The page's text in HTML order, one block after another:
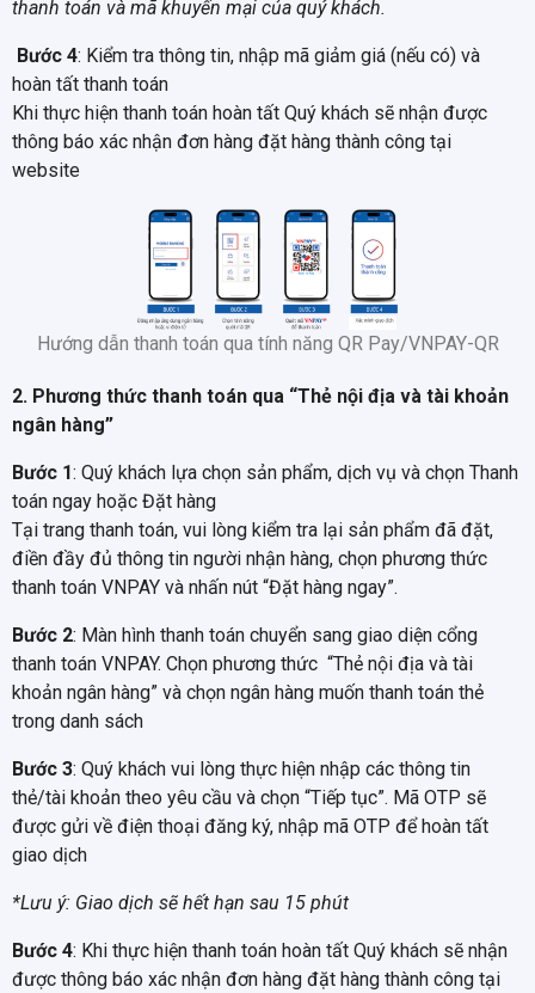
thanh toán và mã khuyến mại của quý khách.
Bước 4: Kiểm tra thông tin, nhập mã giảm giá (nếu có) và
hoàn tất thanh toán
Khi thực hiện thanh toán hoàn tất Quý khách sẽ nhận được
thông báo xác nhận đơn hàng đặt hàng thành công tại
website
Hướng dẫn thanh toán qua tính năng QR Pay/VNPAY-QR
2. Phương thức thanh toán qua “Thẻ nội địa và tài khoản
ngân hàng”
Bước 1: Quý khách lựa chọn sản phẩm, dịch vụ và chọn Thanh
toán ngay hoặc Đặt hàng
Tại trang thanh toán, vui lòng kiểm tra lại sản phẩm đã đặt,
điền đầy đủ thông tin người nhận hàng, chọn phương thức
thanh toán VNPAY và nhấn nút “Đặt hàng ngay”.
Bước 2: Màn hình thanh toán chuyển sang giao diện cổng
thanh toán VNPAY. Chọn phương thức “Thẻ nội địa và tài
khoản ngân hàng” và chọn ngân hàng muốn thanh toán thẻ
trong danh sách
Bước 3: Quý khách vui lòng thực hiện nhập các thông tin
thẻ/tài khoản theo yêu cầu và chọn “Tiếp tục”. Mã OTP sẽ
được gửi về điện thoại đăng ký, nhập mã OTP để hoàn tất
giao dịch
*Lưu ý: Giao dịch sẽ hết hạn sau 15 phút
Bước 4: Khi thực hiện thanh toán hoàn tất Quý khách sẽ nhận
được thông báo xác nhận đơn hàng đặt hàng thành công tại